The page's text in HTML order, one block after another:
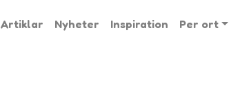
Artiklar Nyheter Inspiration Per ort